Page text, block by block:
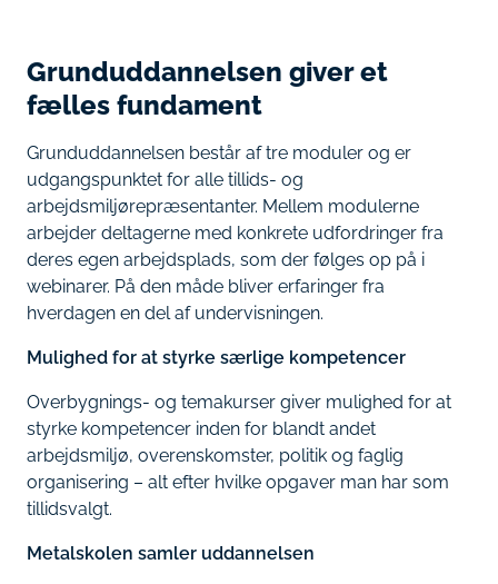
Grunduddannelsen giver et
fælles fundament
Grunduddannelsen består af tre moduler og er
udgangspunktet for alle tillids- og
arbejdsmiljørepræsentanter. Mellem modulerne
arbejder deltagerne med konkrete udfordringer fra
deres egen arbejdsplads, som der følges op på i
webinarer. På den måde bliver erfaringer fra
hverdagen en del af undervisningen.
Mulighed for at styrke særlige kompetencer
Overbygnings- og temakurser giver mulighed for at
styrke kompetencer inden for blandt andet
arbejdsmiljø, overenskomster, politik og faglig
organisering – alt efter hvilke opgaver man har som
tillidsvalgt.
Metalskolen samler uddannelsen